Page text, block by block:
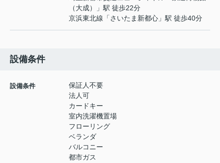
（大成）
」駅 徒歩22分
京浜東北線 「さいたま新都心 」駅 徒歩40分
設備条件
設備条件
保証人不要
法人可
カードキー
室内洗濯機置場
フローリング
ベランダ
バルコニー
都市ガス